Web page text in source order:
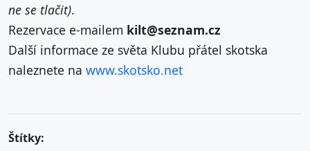
ne se tlačit).
Rezervace e-mailem kilt@seznam.cz
Další informace ze světa Klubu přátel skotska
naleznete na www.skotsko.net
Štítky: